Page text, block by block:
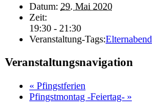
Datum: 29. Mai 2020
Zeit:
19:30 - 21:30
Veranstaltung-Tags:Elternabend
Veranstaltungsnavigation
« Pfingstferien
Pfingstmontag -Feiertag- »